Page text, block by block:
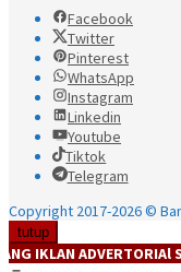
Facebook
Twitter
Pinterest
WhatsApp
Instagram
Linkedin
Youtube
Tiktok
Telegram
Copyright 2017-2026 ©
tutup
ADVERTORIAl